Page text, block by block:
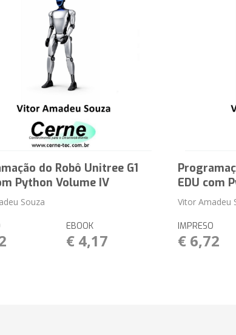
do Robô Unitree G1
Python Volume IV
Souza
EBOOK
€ 4,17
EDU com
Vitor Amadeu
IMPRESO
€ 6,72